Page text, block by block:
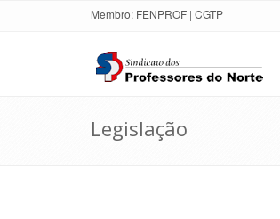
Membro: FENPROF | CGTP
Legislação